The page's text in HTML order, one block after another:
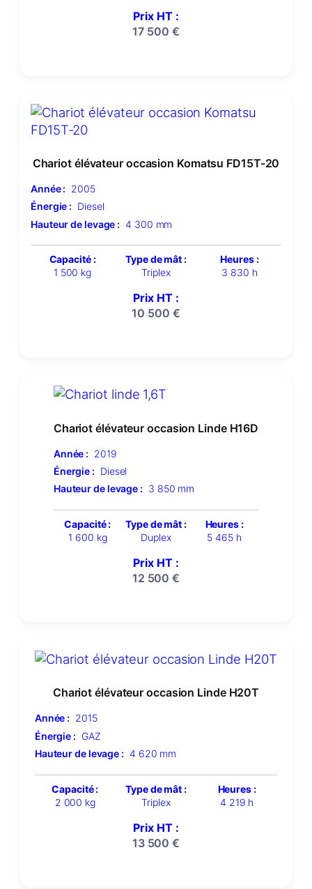
Prix HT :
17 500 €
Chariot élévateur occasion Komatsu FD15T-20
Année : 2005
Énergie : Diesel
Hauteur de levage : 4 300 mm
Capacité :
1 500 kg
Type de mât :
Triplex
Heures :
3 830 h
Prix HT :
10 500 €
Chariot élévateur occasion Linde H16D
Année : 2019
Énergie : Diesel
Hauteur de levage : 3 850 mm
Capacité :
1 600 kg
Type de mât :
Duplex
Heures :
5 465 h
Prix HT :
12 500€
Chariot élévateur occasion Linde H20T
Année : 2015
Énergie : GAZ
Hauteur de levage : 4 620 mm
Capacité :
2 000 kg
Type de mât :
Triplex
Heures :
4 219 h
Prix HT :
13 500€